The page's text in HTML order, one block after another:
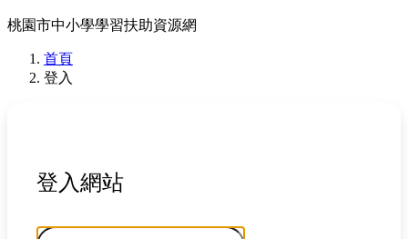
桃園市中小學學習扶助資源網
首頁
登入
登入網站